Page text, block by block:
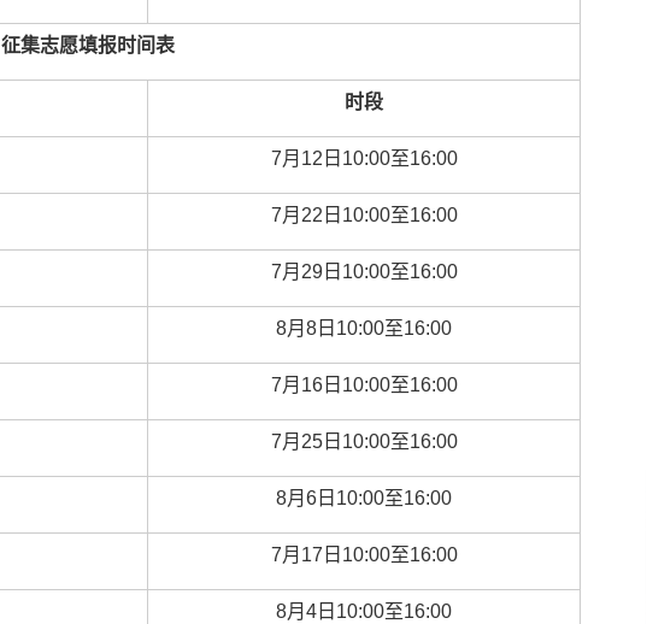
征集志愿填报时间表
时段
7月 12 日 10:00至16:00
7月 22 日 10:00至16:00
7月 29日 10:00至16:00
8月 8 日 10:00至16:00
7月 16日 10:00至16:00
7月 25日 10:00至16:00
8月 6 日 10:00至16:00
7月 17 日 10:00至16:00
8月 4 日 10:00至16:00